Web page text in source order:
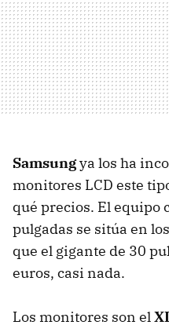
Samsungya los ha
monitores LCD este
qué precios. El equipo
pulgadas se sitúa en
que el gigante de 30
euros, casi nada.
Los monitores son el